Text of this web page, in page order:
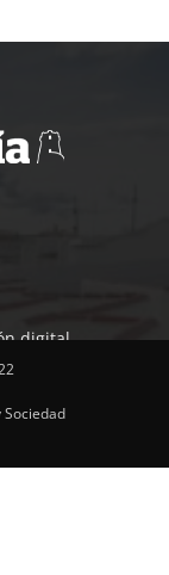
digital.
edición